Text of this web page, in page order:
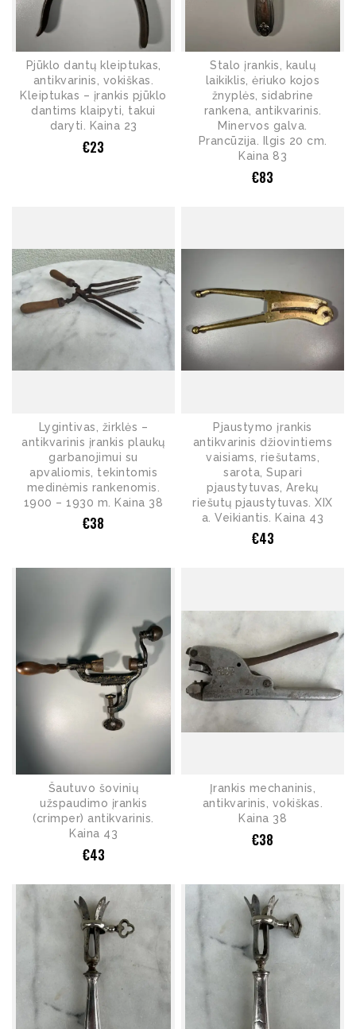
Pjūklo dantų kleiptukas,
antikvarinis, vokiškas.
Kleiptukas – įrankis pjūklo
dantims klaipyti, takui
daryti. Kaina 23
€23
Stalo įrankis, kaulų
laikiklis, ėriuko kojos
žnyplės, sidabrine
rankena, antikvarinis.
Minervos galva.
Prancūzija. Ilgis 20 cm.
Kaina 83
€83
Lygintivas, žirklės –
antikvarinis įrankis plaukų
garbanojimui su
apvaliomis, tekintomis
medinėmis rankenomis.
1900 – 1930 m. Kaina 38
€38
Pjaustymo įrankis
antikvarinis džiovintiems
vaisiams, riešutams,
sarota, Supari
pjaustytuvas, Arekų
riešutų pjaustytuvas. XIX
a. Veikiantis. Kaina 43
€43
Šautuvo šovinių
užspaudimo įrankis
(crimper) antikvarinis.
Kaina 43
€43
Įrankis mechaninis,
antikvarinis, vokiškas.
Kaina 38
€38